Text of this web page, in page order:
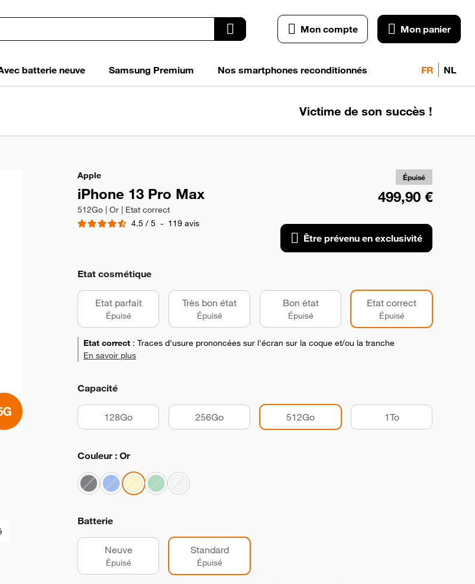
Mon compte Mon panier
batterie neuve Samsung Premium Nos smartphones reconditionnés FR NL
Victime de son succès !
Apple
iPhone 13 Pro Max
512Go | Or | Etat correct
4.5 / 5 - 119 avis
Épuisé
499,90 €
Être prévenu en exclusivité
Etat cosmétique
Etat parfait
Épuisé
Très bon état
Épuisé
Bon état
Épuisé
Etat correct
Épuisé
Etat correct : Traces d'usure prononcées sur l'écran sur la coque et/ou la tranche
En savoir plus
Capacité
128Go 256Go 512Go 1To
Couleur : Or
Batterie
Neuve
Épuisé
Standard
Épuisé